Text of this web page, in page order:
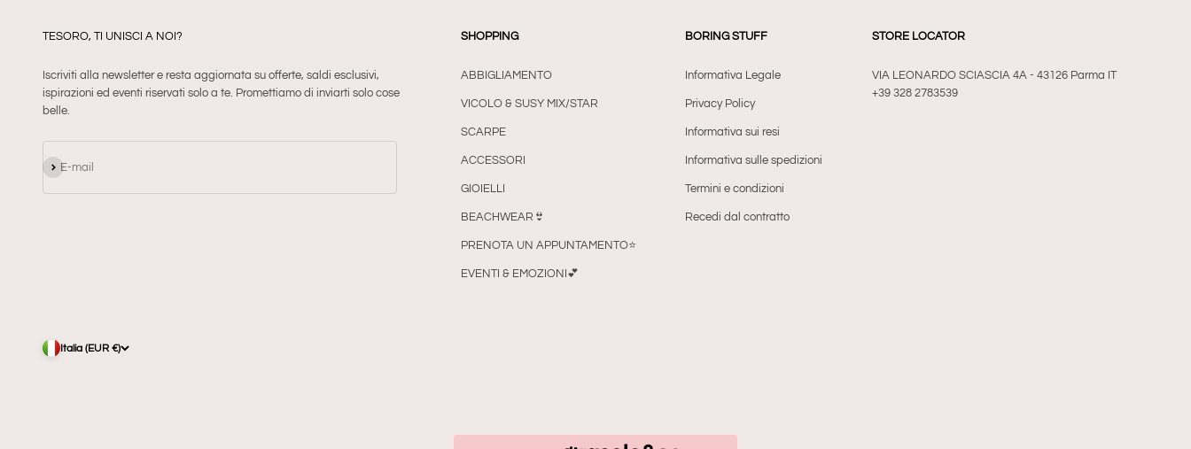
TESORO, TI UNISCI A NOI?
Iscriviti alla newsletter e resta aggiornata su offerte, saldi esclusivi,
ispirazioni ed eventi riservati solo a te. Promettiamo di inviarti solo cose
belle.
E-mail
Iscriviti alla newsletter
SHOPPING
ABBIGLIAMENTO
VICOLO & SUSY MIX/STAR
SCARPE
ACCESSORI
GIOIELLI
BEACHWEAR👙
PRENOTA UN APPUNTAMENTO⭐
EVENTI & EMOZIONI💕
BORING STUFF
Informativa Legale
Privacy Policy
Informativa sui resi
Informativa sulle spedizioni
Termini e condizioni
Recedi dal contratto
STORE LOCATOR
VIA LEONARDO SCIASCIA 4A - 43126 Parma IT
+39 328 2783539
Italia (EUR €)